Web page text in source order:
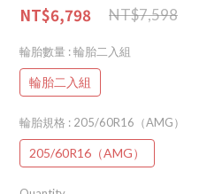
NT$7,598
NT$6,798
輪胎數量 : 輪胎二入組
輪胎二入組
輪胎規格 : 205/60R16（AMG）
205/60R16（AMG）